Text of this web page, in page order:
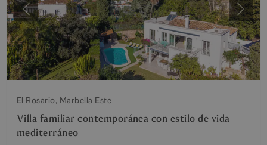
Anterior
El Rosario, Marbella Este
Villa familiar contemporánea con estilo de vida
mediterráneo